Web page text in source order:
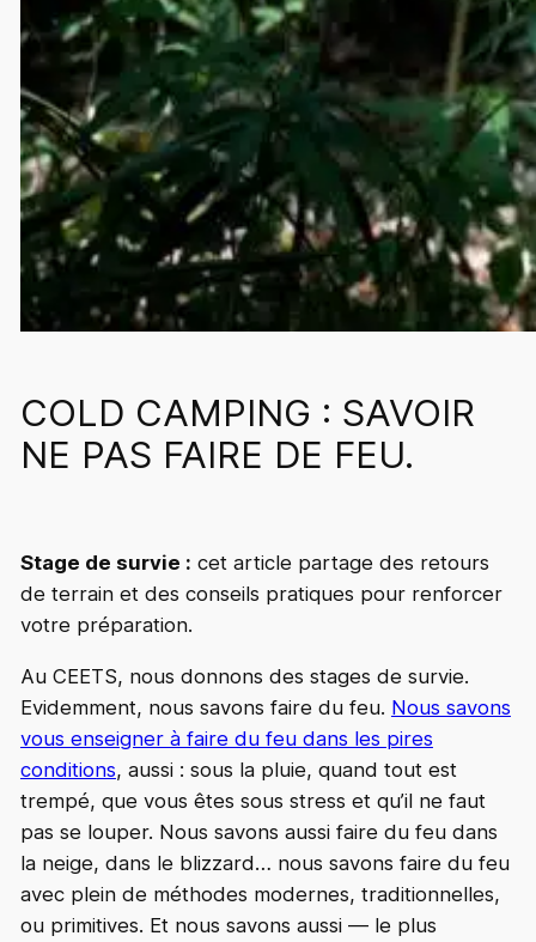
COLD CAMPING : SAVOIR
NE PAS FAIRE DE FEU.
Stage de survie : cet article partage des retours
de terrain et des conseils pratiques pour renforcer
votre préparation.
Au CEETS, nous donnons des stages de survie.
Evidemment, nous savons faire du feu. Nous savons
vous enseigner à faire du feu dans les pires
conditions, aussi : sous la pluie, quand tout est
trempé, que vous êtes sous stress et qu’il ne faut
pas se louper. Nous savons aussi faire du feu dans
la neige, dans le blizzard… nous savons faire du feu
avec plein de méthodes modernes, traditionnelles,
ou primitives. Et nous savons aussi — le plus